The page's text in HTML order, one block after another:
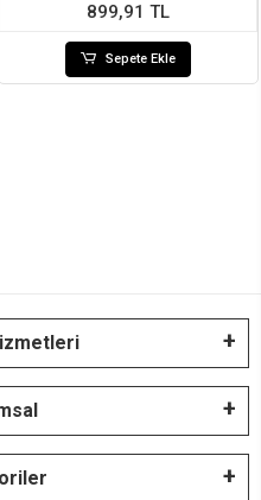
899,91 TL
Sepete Ekle